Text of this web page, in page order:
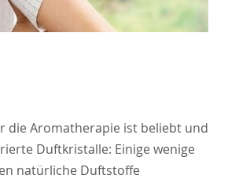
die Aromatherapie ist beliebt und
Duftkristalle: Einige wenige
natürliche Duftstoffe